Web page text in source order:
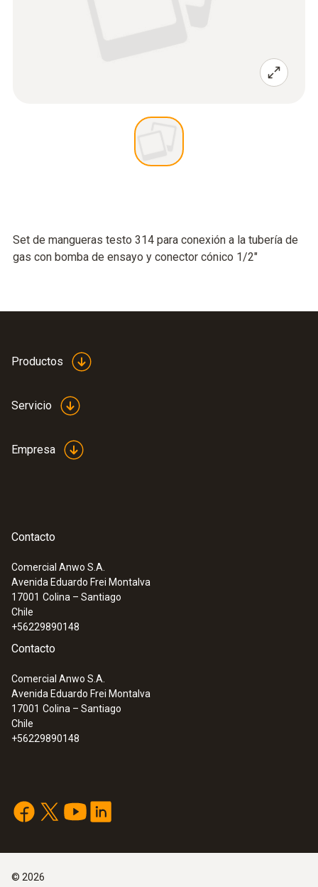
Set de mangueras testo 314 para conexión a la tubería de
gas con bomba de ensayo y conector cónico 1/2"
Productos
Servicio
Empresa
Contacto
Comercial Anwo S.A.
Avenida Eduardo Frei Montalva
17001 Colina – Santiago
Chile
+56229890148
Contacto
Comercial Anwo S.A.
Avenida Eduardo Frei Montalva
17001 Colina – Santiago
Chile
+56229890148
© 2026